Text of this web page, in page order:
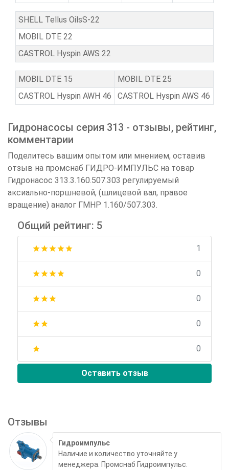
SHELL Tellus OilsS-22
MOBIL DTE 22
CASTROL Hyspin AWS 22
MOBIL DTE 15
MOBIL DTE 25
CASTROL Hyspin AWH 46
CASTROL Hyspin AWS 46
Гидронасосы серия 313 - отзывы, рейтинг,
комментарии
Поделитесь вашим опытом или мнением, оставив
отзыв на промснаб ГИДРО-ИМПУЛЬС на товар
Гидронасос 313.3.160.507.303 регулируемый
аксиально-поршневой, (шлицевой вал, правое
вращение) аналог ГМНР 1.160/507.303.
Общий рейтинг: 5
starstarstarstarstar 1
starstarstarstar 0
starstarstar 0
starstar 0
star 0
Оставить отзыв
Отзывы
Гидроимпульс
Наличие и количество уточняйте у
менеджера. Промснаб Гидроимпульс.